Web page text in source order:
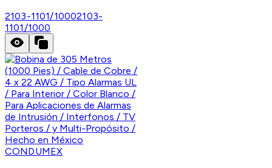
2103-1101/10002103-
1101/1000
CONDUMEX